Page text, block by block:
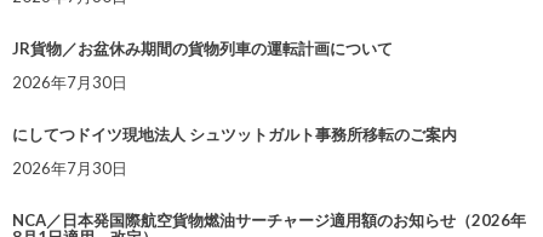
JR貨物／お盆休み期間の貨物列車の運転計画について
2026年7月30日
にしてつドイツ現地法人 シュツットガルト事務所移転のご案内
2026年7月30日
NCA／日本発国際航空貨物燃油サーチャージ適用額のお知らせ（2026年